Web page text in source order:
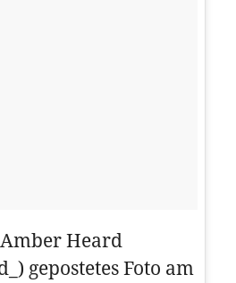
Heard
gepostetes Foto am